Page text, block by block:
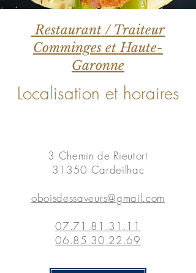
Restaurant / Traiteur
Comminges et Haute-
Garonne
Localisation et horaires
3 Chemin de Rieutort
31350 Cardeilhac
oboisdessaveurs@gmail.com
07.71.81.31.11
06.85.30.22.69